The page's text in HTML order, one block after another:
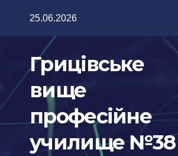
25.06.2026
Грицівське
вище
професійне
училище №38